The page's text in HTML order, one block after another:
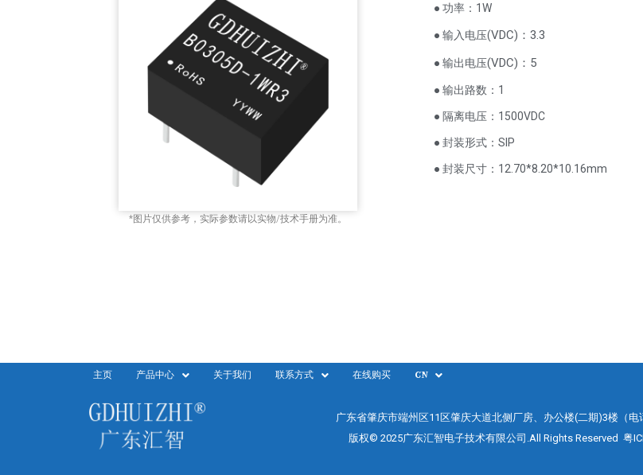
*图片仅供参考，实际参数请以实物/技术手册为准。
● 功率：1W
● 输入电压(VDC)：3.3
● 输出电压(VDC) ：5
● 输出路数：1
● 隔离电压：1500VDC
● 封装形式：SIP
● 封装尺寸：12.70*8.20*10.16mm
主页 产品中心 关于我们 联系方式 在线购买 CN
广东省肇庆市端州区11区肇庆大道北侧厂房、办公楼(二期)3楼（电
版权© 2025广东汇智电子技术有限公司.All Rights Reserved 粤